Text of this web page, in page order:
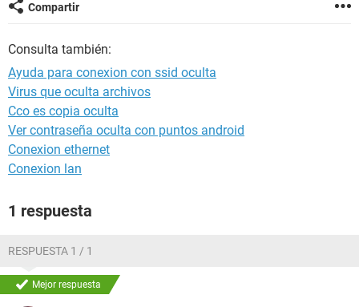
Compartir
Consulta también:
Ayuda para conexion con ssid oculta
Virus que oculta archivos
Cco es copia oculta
Ver contraseña oculta con puntos android
Conexion ethernet
Conexion lan
1 respuesta
RESPUESTA 1 / 1
Mejor respuesta